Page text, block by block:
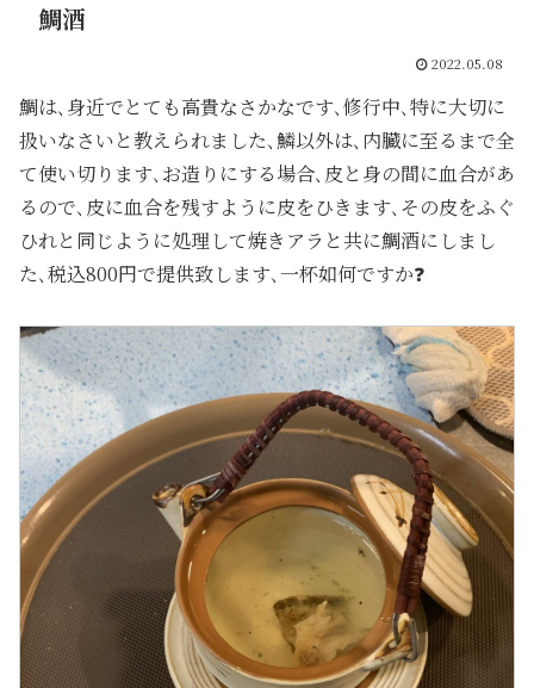
鯛酒
2022.05.08
鯛は､身近でとても高貴なさかなです､修行中､特に大切に
扱いなさいと教えられました､鱗以外は､内臓に至るまで全
て使い切ります､お造りにする場合､皮と身の間に血合があ
るので､皮に血合を残すように皮をひきます､その皮をふぐ
ひれと同じように処理して焼きアラと共に鯛酒にしまし
た､税込800円で提供致します､一杯如何ですか❓